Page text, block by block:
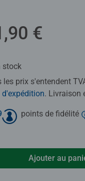
€
stock
les prix s'entendent
d'expédition. Livraison
points de fidélité
Ajouter au